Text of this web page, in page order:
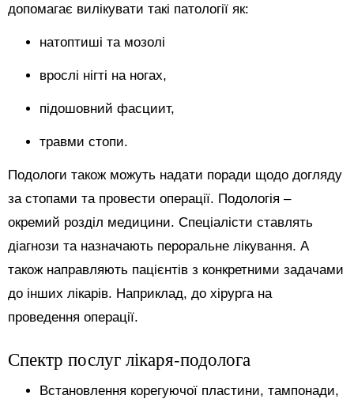
допомагає вилікувати такі патології як:
натоптиші та мозолі
врослі нігті на ногах,
підошовний фасциит,
травми стопи.
Подологи також можуть надати поради щодо догляду
за стопами та провести операції. Подологія –
окремий розділ медицини. Спеціалісти ставлять
діагнози та назначають пероральне лікування. А
також направляють пацієнтів з конкретними задачами
до інших лікарів. Наприклад, до хірурга на
проведення операції.
Спектр послуг лікаря-подолога
Встановлення корегуючої пластини, тампонади,